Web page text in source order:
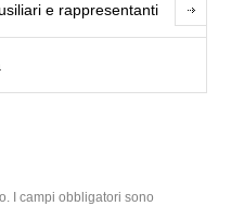
e rappresentanti
I campi obbligatori sono